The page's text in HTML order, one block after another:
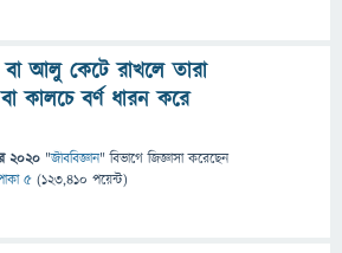
আলু কেটে রাখলে তারা
কালচে বর্ণ ধারন করে
2020 "জীববিজ্ঞান" বিভাগে জিজ্ঞাসাকরেছেন
৫ (123,410 পয়েন্ট)